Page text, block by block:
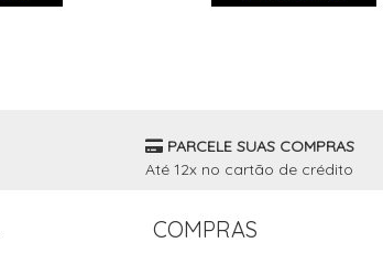
PARCELE SUAS COMPRAS
Até 12x no cartão de crédito
COMPRAS